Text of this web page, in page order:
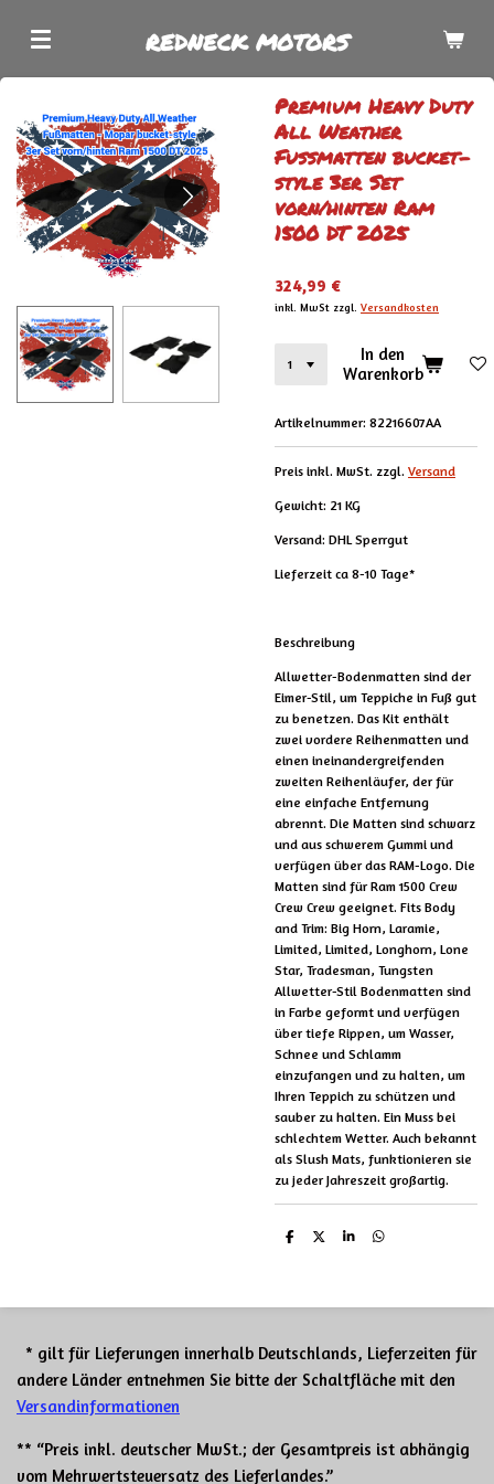
Hauptinhalt
REDNECK MOTORS
Premium Heavy Duty
All Weather
Fußmatten bucket-
style 3er Set
vorn/hinten Ram
1500 DT 2025
324,99 €
inkl. MwSt zzgl. Versandkosten
In den
Warenkorb
Artikelnummer: 82216607AA
Preis inkl. MwSt. zzgl. Versand
Gewicht: 21 KG
Versand: DHL Sperrgut
Lieferzeit ca 8-10 Tage*
Beschreibung
Allwetter-Bodenmatten sind der
Eimer-Stil, um Teppiche in Fuß gut
zu benetzen. Das Kit enthält
zwei vordere Reihenmatten und
einen ineinandergreifenden
zweiten Reihenläufer, der für
eine einfache Entfernung
abrennt. Die Matten sind schwarz
und aus schwerem Gummi und
verfügen über das RAM-Logo. Die
Matten sind für Ram 1500 Crew
Crew Crew geeignet. Fits Body
and Trim: Big Horn, Laramie,
Limited, Limited, Longhorn, Lone
Star, Tradesman, Tungsten
Allwetter-Stil Bodenmatten sind
in Farbe geformt und verfügen
über tiefe Rippen, um Wasser,
Schnee und Schlamm
einzufangen und zu halten, um
Ihren Teppich zu schützen und
sauber zu halten. Ein Muss bei
schlechtem Wetter. Auch bekannt
als Slush Mats, funktionieren sie
zu jeder Jahreszeit großartig.
T
n
T
n
T
n
T
n
* gilt für Lieferungen innerhalb Deutschlands, Lieferzeiten für
andere Länder entnehmen Sie bitte der Schaltfläche mit den
Versandinformationen
** “Preis inkl. deutscher MwSt.; der Gesamtpreis ist abhängig
vom Mehrwertsteuersatz des Lieferlandes.”